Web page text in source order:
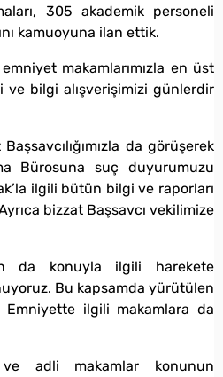
305 akademik personeli
kamuoyuna ilan ettik.
makamlarımızla en üst
ve bilgi alışverişimizi günlerdir
da görüşerek
Bürosuna suç duyurumuzu
ilgili bütün bilgi ve raporları
bizzat Başsavcı vekilimize
da konuyla ilgili harekete
Bu kapsamda yürütülen
Emniyette ilgili makamlara da
ve adli makamlar konunun